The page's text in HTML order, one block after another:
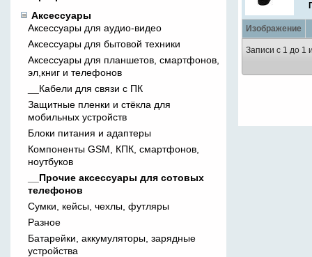
Аксессуары
Аксессуары для аудио-видео
Аксессуары для бытовой техники
Аксессуары для планшетов, смартфонов,
эл,книг и телефонов
__Кабели для связи с ПК
Защитные пленки и стёкла для
мобильных устройств
Блоки питания и адаптеры
Компоненты GSM, КПК, смартфонов,
ноутбуков
__Прочие аксессуары для сотовых
телефонов
Сумки, кейсы, чехлы, футляры
Разное
Батарейки, аккумуляторы, зарядные
устройства
Изображение
Записи с 1 до 1